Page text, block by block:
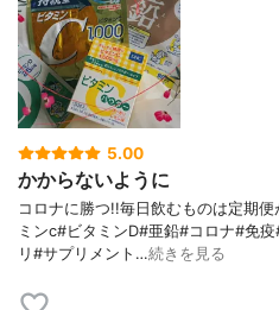
5.00
かからないように
コロナに勝つ!!毎日飲むものは定期
ミンc#ビタミンD#亜鉛#コロナ#免
リ#サプリメント…続きを見る